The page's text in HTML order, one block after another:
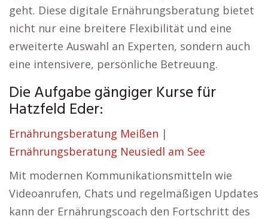
geht. Diese digitale Ernährungsberatung bietet
nicht nur eine breitere Flexibilität und eine
erweiterte Auswahl an Experten, sondern auch
eine intensivere, persönliche Betreuung.
Die Aufgabe gängiger Kurse für
Hatzfeld Eder:
Ernährungsberatung Meißen |
Ernährungsberatung Neusiedl am See
Mit modernen Kommunikationsmitteln wie
Videoanrufen, Chats und regelmäßigen Updates
kann der Ernährungscoach den Fortschritt des